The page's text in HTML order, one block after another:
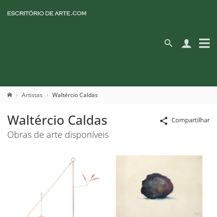
Artistas Waltércio Caldas
Compartilhar
Waltércio Caldas
Obras de arte disponíveis